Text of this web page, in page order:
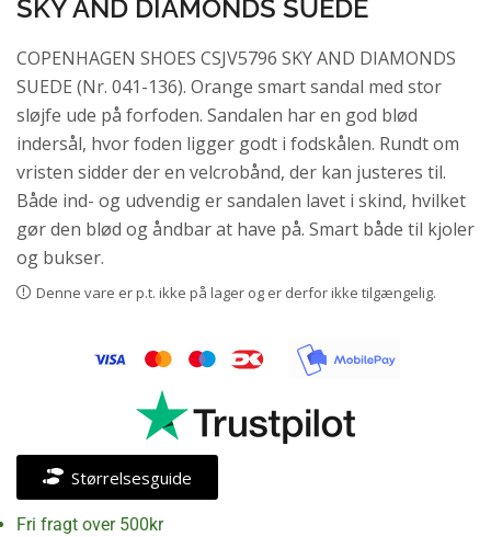
SKY AND DIAMONDS SUEDE
COPENHAGEN SHOES CSJV5796 SKY AND DIAMONDS
SUEDE (Nr. 041-136). Orange smart sandal med stor
sløjfe ude på forfoden. Sandalen har en god blød
indersål, hvor foden ligger godt i fodskålen. Rundt om
vristen sidder der en velcrobånd, der kan justeres til.
Både ind- og udvendig er sandalen lavet i skind, hvilket
gør den blød og åndbar at have på. Smart både til kjoler
og bukser.
Denne vare er p.t. ikke på lager og er derfor ikke tilgængelig.
Størrelsesguide
Fri fragt over 500kr